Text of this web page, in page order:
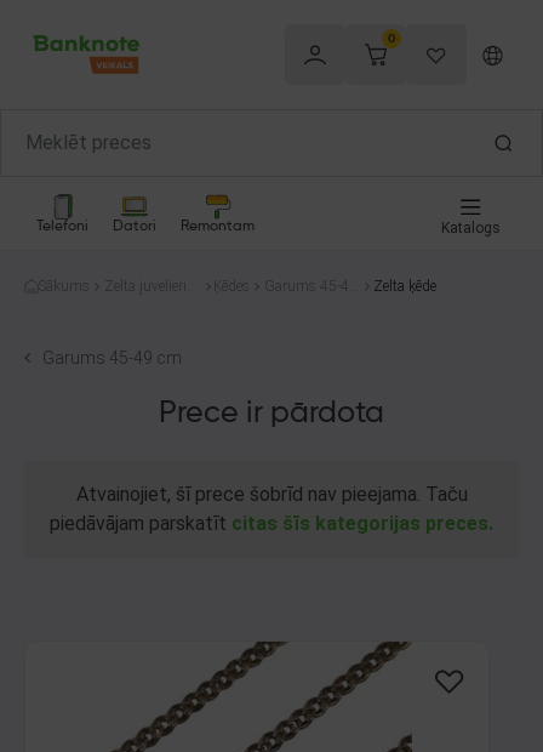
0
Telefoni Datori Remontam Katalogs
Sākums
Zelta juvelierizs
Ķēdes
Garums 45-49
Zelta ķēde
Garums 45-49 cm
Prece ir pārdota
Atvainojiet, šī prece šobrīd nav pieejama. Taču
piedāvājam parskatīt citas šīs kategorijas preces.